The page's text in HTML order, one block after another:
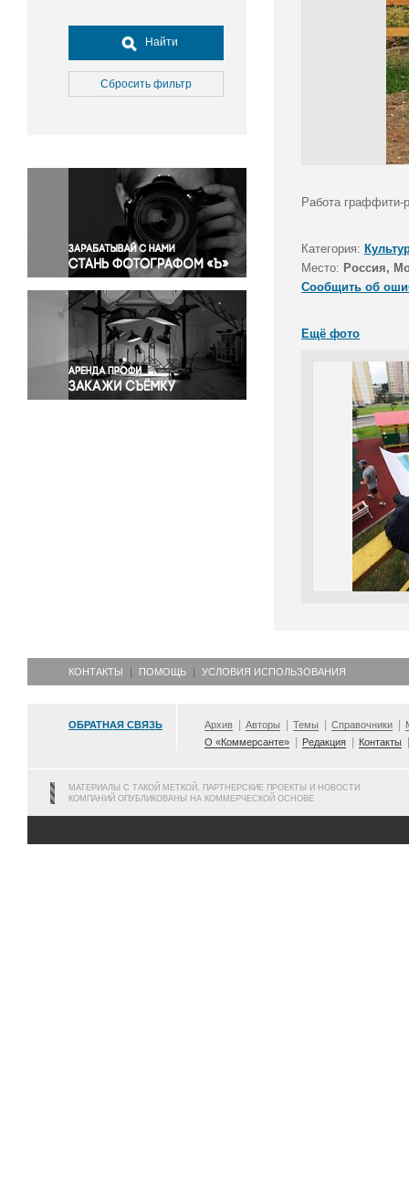
Досуг, туризм и отдых
Культура
Медицина
Окружающая среда
Политика
Правосудие
Происшествия и конфликты
Религия
Светская жизнь
Спорт
Экология
Экономика и бизнес
Найти
Сбросить фильтр
Работа граффити-
Категория:
Место: Россия,
Сообщить об
Ещё фото
КОНТАКТЫ ПОМОЩЬ УСЛОВИЯ ИСПОЛЬЗОВАНИЯ
ОБРАТНАЯ СВЯЗЬ Архив Авторы Темы Справочники
О «Коммерсанте»
Редакция Контакты
МАТЕРИАЛЫ С ТАКОЙ МЕТКОЙ, ПАРТНЕРСКИЕ ПРОЕКТЫ И НОВОСТИ
КОМПАНИЙ ОПУБЛИКОВАНЫ НА КОММЕРЧЕСКОЙ ОСНОВЕ